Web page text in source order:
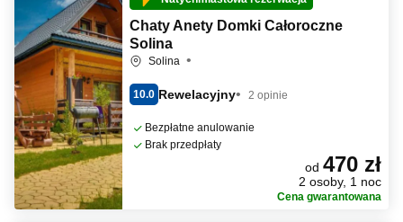
Chaty Anety Domki Całoroczne
Solina
Solina
10.0 Rewelacyjny 2 opinie
Bezpłatne anulowanie
Brak przedpłaty
od 470 zł
2 osoby, 1 noc
Cena gwarantowana